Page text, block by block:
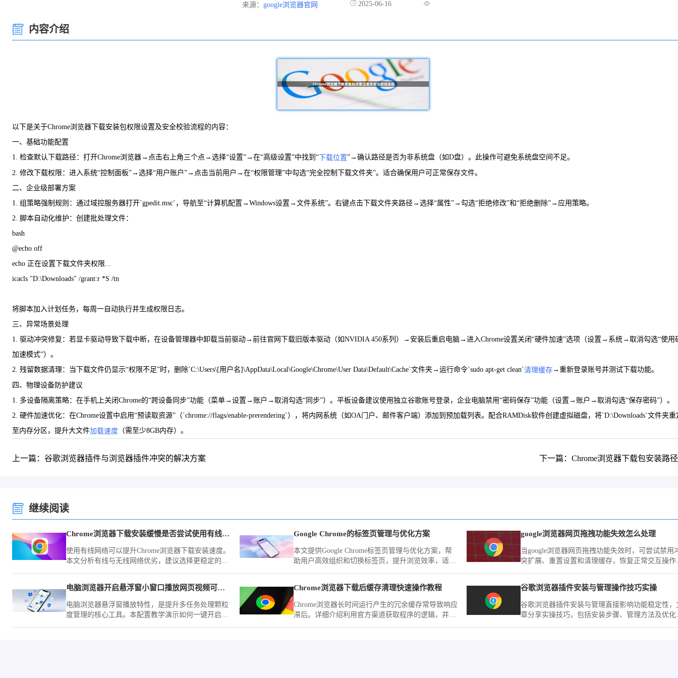
来源： google浏览器官网 2025-06-16
内容介绍
以下是关于Chrome浏览器下载安装包权限设置及安全校验流程的内容：
一、基础功能配置
1. 检查默认下载路径：打开Chrome浏览器→点击右上角三个点→选择“设置”→在“高级设置”中找到“ 下载位置”→确认路径是否为非系统盘（如D盘）。此操作可避免系统盘空间不足。
2. 修改下载权限：进入系统“控制面板”→选择“用户账户”→点击当前用户→在“权限管理”中勾选“完全控制下载文件夹”。适合确保用户可正常保存文件。
二、企业级部署方案
1. 组策略强制规则：通过域控服务器打开`gpedit.msc`，导航至“计算机配置→Windows设置→文件系统”。右键点击下载文件夹路径→选择“属性”→勾选“拒绝修改”和“拒绝删除”→应用策略。
2. 脚本自动化维护：创建批处理文件：
bash
@echo off
echo 正在设置下载文件夹权限...
icacls "D:\Downloads" /grant:r *S /tn
将脚本加入计划任务，每周一自动执行并生成权限日志。
三、异常场景处理
1. 驱动冲突修复：若显卡驱动导致下载中断，在设备管理器中卸载当前驱动→前往官网下载旧版本驱动（如NVIDIA 450系列）→安装后重启电脑→进入Chrome设置关闭“硬件加速”选项（设置→系统→取消勾选“使用
加速模式”）。
2. 残留数据清理：当下载文件仍显示“权限不足”时，删除`C:\Users\[用户名]\AppData\Local\Google\Chrome\User Data\Default\Cache`文件夹→运行命令`sudo apt-get clean`清理缓存→重新登录账号并测试下载功能。
四、物理设备防护建议
1. 多设备隔离策略：在手机上关闭Chrome的“跨设备同步”功能（菜单→设置→账户→取消勾选“同步”）。平板设备建议使用独立谷歌账号登录，企业电脑禁用“密码保存”功能（设置→账户→取消勾选“保存密码”）。
2. 硬件加速优化：在Chrome设置中启用“预读取资源”（`chrome://flags/enable-prerendering`），将内网系统（如OA门户、邮件客户端）添加到预加载列表。配合RAMDisk软件创建虚拟磁盘，将`D:\Downloads`文件夹重
至内存分区，提升大文件加载速度 （需至少8GB内存）。
上一篇：谷歌浏览器插件与浏览器插件冲突的解决方案 下一篇：Chrome浏览器下载包安装路
继续阅读
Chrome浏览器下载安装缓慢是否尝试使用有线网络
使用有线网络可以提升Chrome浏览器下载安装速度。
本文分析有线与无线网络优劣，建议选择更稳定的连
Google Chrome的标签页管理与优化方案
本文提供Google Chrome标签页管理与优化方案，帮
助用户高效组织和切换标签页，提升浏览效率，适用
google浏览器网页拖拽功能失效怎么处理
当google浏览器网页拖拽功能失效时，可尝试禁用
突扩展、重置设置和清理缓存，恢复正常交互操作
电脑浏览器开启悬浮窗小窗口播放网页视频可以做到边看边工作
电脑浏览器悬浮窗播放特性，是提升多任务处理颗粒
度管理的核心工具。本配置教学演示如何一键开启画
Chrome浏览器下载后缓存清理快速操作教程
Chrome浏览器长时间运行产生的冗余缓存常导致响应
滞后。详细介绍利用官方渠道获取程序的逻辑，并提
谷歌浏览器插件安装与管理操作技巧实操
谷歌浏览器插件安装与管理直接影响功能稳定性，
章分享实操技巧，包括安装步骤、管理方法及优化